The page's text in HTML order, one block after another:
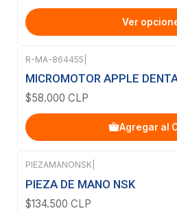
Ver
R-MA-864455
MICROMOTOR APPLE
$58.000 CLP
Agregar al
Agotado
PIEZAMANONSK
PIEZA DE MANO NSK
$134.500 CLP